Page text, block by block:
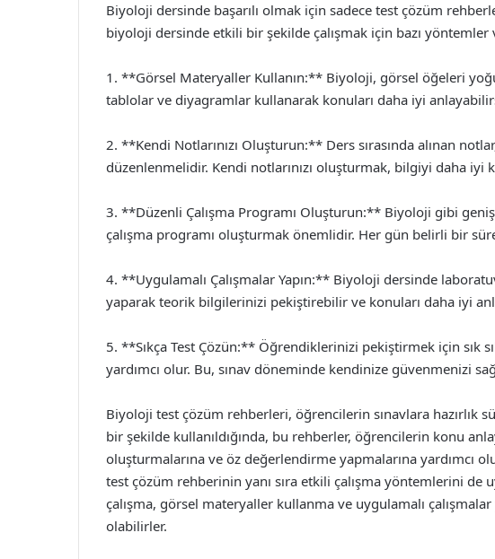
Biyoloji dersinde başarılı olmak için sadece test çözüm
biyoloji dersinde etkili bir şekilde çalışmak için bazı
1. **Görsel Materyaller Kullanın:** Biyoloji, görsel öğeleri
tablolar ve diyagramlar kullanarak konuları daha iyi
2. **Kendi Notlarınızı Oluşturun:** Ders sırasında alınan
düzenlenmelidir. Kendi notlarınızı oluşturmak, bilgiyi daha iyi
3. **Düzenli Çalışma Programı Oluşturun:** Biyoloji gibi
çalışma programı oluşturmak önemlidir. Her gün belirli bir
4. **Uygulamalı Çalışmalar Yapın:** Biyoloji dersinde
yaparak teorik bilgilerinizi pekiştirebilir ve konuları daha iyi
5. **Sıkça Test Çözün:** Öğrendiklerinizi pekiştirmek için sık
yardımcı olur. Bu, sınav döneminde kendinize güvenmenizi
Biyoloji test çözüm rehberleri, öğrencilerin sınavlara hazırlık
bir şekilde kullanıldığında, bu rehberler, öğrencilerin konu
oluşturmalarına ve öz değerlendirme yapmalarına yardımcı
test çözüm rehberinin yanı sıra etkili çalışma yöntemlerini de
çalışma, görsel materyaller kullanma ve uygulamalı
olabilirler.